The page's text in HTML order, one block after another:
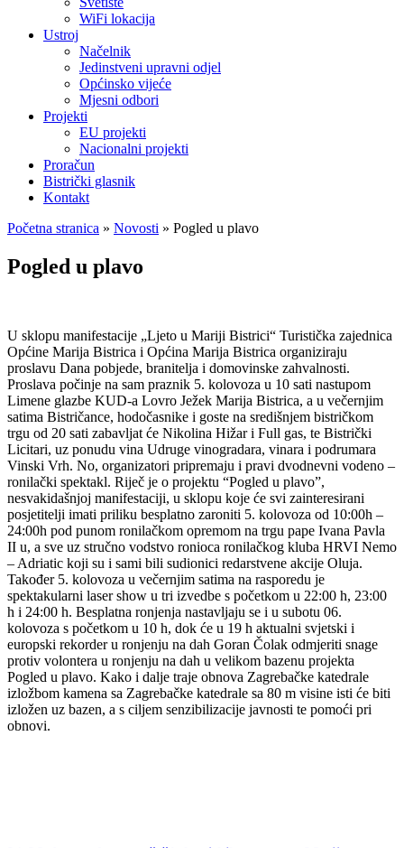
WiFi lokacija
Ustroj
Načelnik
Jedinstveni upravni odjel
Općinsko vijeće
Mjesni odbori
Projekti
EU projekti
Nacionalni projekti
Proračun
Bistrički glasnik
Kontakt
Početna stranica » Novosti » Pogled u plavo
Pogled u plavo
U sklopu manifestacije „Ljeto u Mariji Bistrici“ Turistička zajednica
Općine Marija Bistrica i Općina Marija Bistrica organiziraju
proslavu Dana pobjede, branitelja i domovinske zahvalnosti.
Proslava počinje na sam praznik 5. kolovoza u 10 sati nastupom
Limene glazbe KUD-a Lovro Ježek Marija Bistrica, a u večernjim
satima Bistričance, hodočasnike i goste na središnjem bistričkom
trgu od 20 sati zabavljat će Nikolina Hižar i Full gas, te Bistrički
Licitari, uz ponudu vina Udruge vinogradara, vinara i podrumara
Vinski Vrh. No, organizatori pripremaju i pravi dvodnevni vodeno –
ronilački spektakl. Riječ je o projektu “Pogled u plavo”,
nesvakidašnjoj manifestaciji, u sklopu koje će svi zainteresirani
posjetitelji imati priliku besplatno zaroniti 5. kolovoza od 10:00h –
24:00h pod punom ronilačkom opremom na trgu pape Ivana Pavla
II u, a sve uz stručno vodstvo ronioca ronilačkog kluba HRVI Nemo
– Adriatic koji su i sami bili sudionici redarstvene akcije Oluja.
Također 5. kolovoza u večernjim satima na rasporedu je
spektakularni laser show u tri izvedbe s početkom u 22:00 h, 23:00
h i 24:00 h. Besplatna ronjenja nastavljaju se i u subotu 06.
kolovoza s početkom u 10 h, dok će u 19 h aktualni svjetski i
europski rekorder u ronjenju na dah Goran Čolak odmjeriti snage
protiv volontera u ronjenju na dah u velikom bazenu projekta
Pogled u plavo. Kako i dalje traje obnova Zagrebačke katedrale
izložbom kamena sa Zagrebačke katedrale sa 80 m visine isti će biti
izložen uz bazen, a s ciljem senzibilizacije javnosti te pomoći pri
obnovi.